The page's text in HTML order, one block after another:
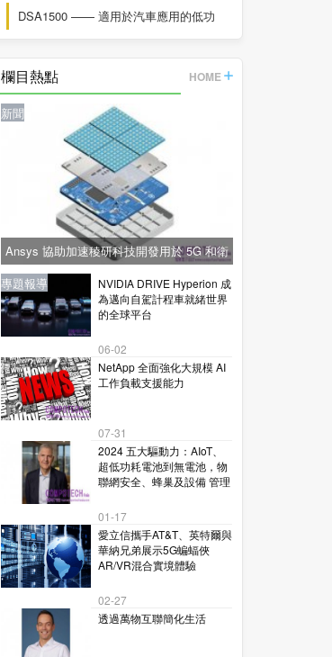
DSA1500 —— 適用於汽車應用的低功
欄目熱點 HOME
新聞
Ansys 協助加速稜研科技開發用於 5G 和衛
星通訊的下一代毫米波技術
新聞
NVIDIA DRIVE Hyperion 成
為邁向自駕計程車就緒世界
的全球平台
06-02
新聞
NetApp 全面強化大規模 AI
工作負載支援能力
07-31
專題報導
2024 五大驅動力：AIoT、
超低功耗電池到無電池，物
聯網安全、蜂巢及設備 管理
01-17
新聞
愛立信攜手AT&T、英特爾與
華納兄弟展示5G蝙蝠俠
AR/VR混合實境體驗
02-27
專題報導
透過萬物互聯簡化生活